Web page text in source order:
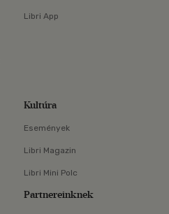
Libri App
Kultúra
Események
Libri Magazin
Libri Mini Polc
Partnereinknek